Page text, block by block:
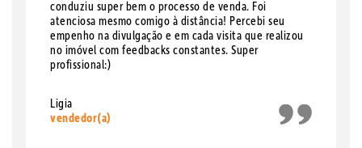
conduziu super bem o processo de venda. Foi
atenciosa mesmo comigo à distância! Percebi seu
empenho na divulgação e em cada visita que realizou
no imóvel com feedbacks constantes. Super
profissional:)
Ligia
vendedor(a)